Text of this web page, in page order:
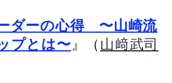
ダーの心得 〜山崎流
プとは〜 』（ 山﨑武司